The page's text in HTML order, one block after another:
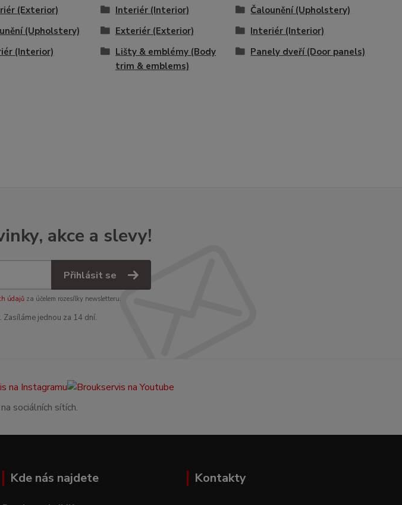
(Exterior) Interiér (Interior)
Čalounění (Upholstery)
(Upholstery) Exteriér (Exterior)
Interiér (Interior)
(Interior)
Lišty & emblémy (Body
trim & emblems)
Panely dveří (Door panels)
akce a slevy!
Přihlásit se
údajůza účelem rozesílky newsletteru.
jednou za 14 dní.
sociálních sítích.
Kde nás najdete
Kontakty